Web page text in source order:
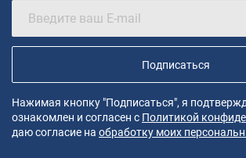
Подписаться
Нажимая кнопку "Подписаться", я
ознакомлен и согласен с Политикой
даю согласие на обработку моих